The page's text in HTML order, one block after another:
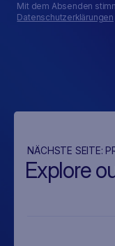
Mit dem Absenden
Datenschutzerklärungen
NÄCHSTE SEITE:
Explore